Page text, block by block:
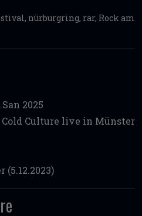
, nürburgring, rar, Rock am
2025
Cold Culture live in Münster